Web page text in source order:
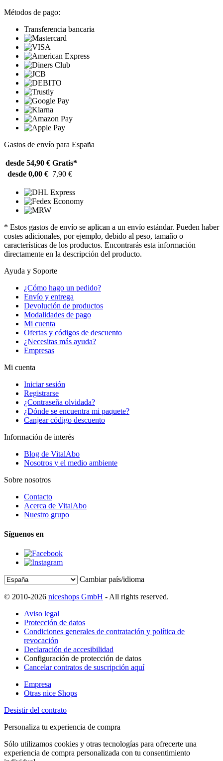
Métodos de pago:
Transferencia bancaria
Gastos de envío para España
desde 54,90 € Gratis*
desde 0,00 € 7,90 €
* Estos gastos de envío se aplican a un envío estándar. Pueden haber
costes adicionales, por ejemplo, debido al peso, tamaño o
características de los productos. Encontrarás esta información
directamente en la descripción del producto.
Ayuda y Soporte
¿Cómo hago un pedido?
Envío y entrega
Devolución de productos
Modalidades de pago
Mi cuenta
Ofertas y códigos de descuento
¿Necesitas más ayuda?
Empresas
Mi cuenta
Iniciar sesión
Registrarse
¿Contraseña olvidada?
¿Dónde se encuentra mi paquete?
Canjear código descuento
Información de interés
Blog de VitalAbo
Nosotros y el medio ambiente
Sobre nosotros
Contacto
Acerca de VitalAbo
Nuestro grupo
Síguenos en
Cambiar país/idioma
© 2010-2026 niceshops GmbH - All rights reserved.
Aviso legal
Protección de datos
Condiciones generales de contratación y política de
revocación
Declaración de accesibilidad
Configuración de protección de datos
Cancelar contratos de suscripción aquí
Empresa
Otras nice Shops
Desistir del contrato
Personaliza tu experiencia de compra
Sólo utilizamos cookies y otras tecnologías para ofrecerte una
experiencia de compra personalizada con tu consentimiento